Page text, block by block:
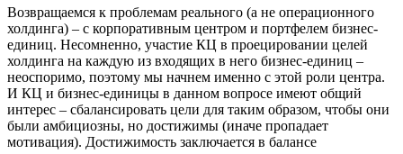
Возвращаемся к проблемам реального (а не операционного
холдинга) – с корпоративным центром и портфелем бизнес-
единиц. Несомненно, участие КЦ в проецировании целей
холдинга на каждую из входящих в него бизнес-единиц –
неоспоримо, поэтому мы начнем именно с этой роли центра.
И КЦ и бизнес-единицы в данном вопросе имеют общий
интерес – сбалансировать цели для таким образом, чтобы они
были амбициозны, но достижимы (иначе пропадает
мотивация). Достижимость заключается в балансе